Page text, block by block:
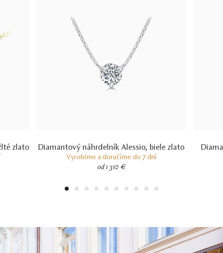
zlato Diamantový náhrdelník Alessio, biele zlato
Vyrobíme a doručíme do 7 dní
od 1 310 €
1 2 3 4 5 6 7 8 9 10